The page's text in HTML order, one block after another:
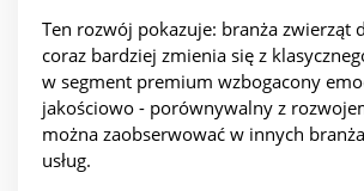
Ten rozwój pokazuje: branża zwierząt
coraz bardziej zmienia się z
w segment premium wzbogacony
jakościowo - porównywalny z
można zaobserwować w innych
usług.